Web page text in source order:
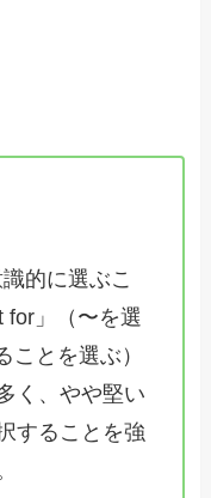
的に選ぶこ
for」（〜を選
とを選ぶ）
く、やや堅い
することを強